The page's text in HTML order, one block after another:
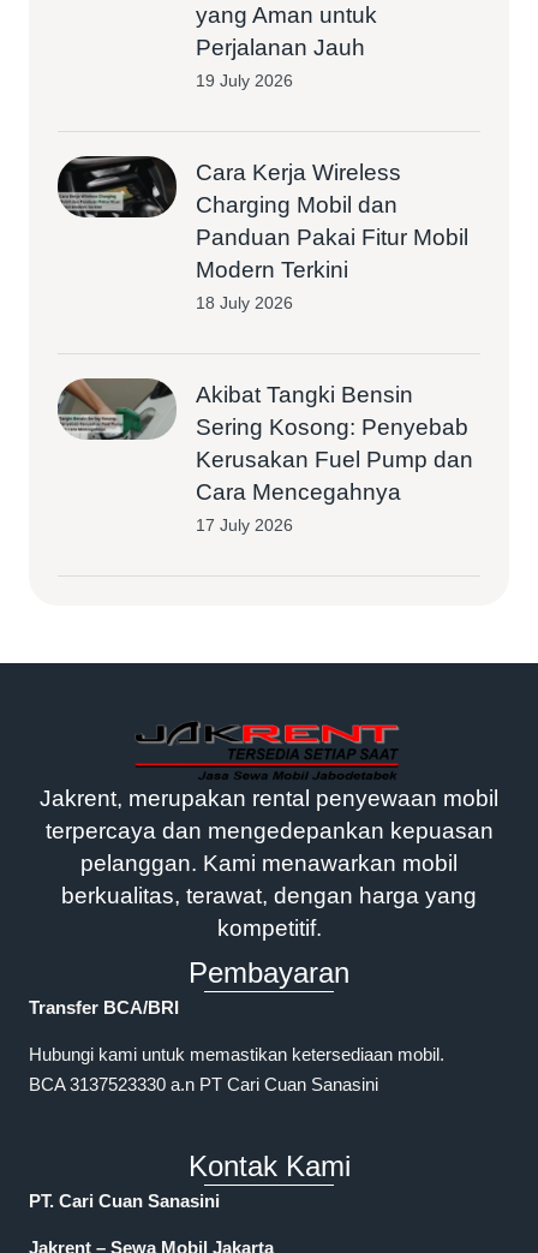
yang Aman untuk
Perjalanan Jauh
19 July 2026
Cara Kerja Wireless
Charging Mobil dan
Panduan Pakai Fitur Mobil
Modern Terkini
18 July 2026
Akibat Tangki Bensin
Sering Kosong: Penyebab
Kerusakan Fuel Pump dan
Cara Mencegahnya
17 July 2026
Jakrent, merupakan rental penyewaan mobil
terpercaya dan mengedepankan kepuasan
pelanggan. Kami menawarkan mobil
berkualitas, terawat, dengan harga yang
kompetitif.
Pembayaran
Transfer BCA/BRI
Hubungi kami untuk memastikan ketersediaan mobil.
BCA 3137523330 a.n PT Cari Cuan Sanasini
Kontak Kami
PT. Cari Cuan Sanasini
Jakrent – Sewa Mobil Jakarta